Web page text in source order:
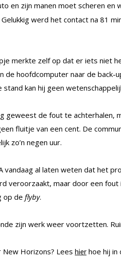
en zijn manen moet scheren en
werd het contact na 81
merkte zelf op dat er iets niet
de hoofdcomputer naar de back-
stand kan hij geen
geweest de fout te
fluitje van een cent. De
zo’n negen uur.
vandaag al laten weten dat het
veroorzaakt, maar door een
op de flyby.
zijn werk weer voortzetten.
Horizons? Lees hier hoe hij